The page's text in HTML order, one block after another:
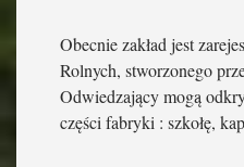
Obecnie zakład jest
Rolnych, stworzonego
Odwiedzający mogą
części fabryki : szkołę,